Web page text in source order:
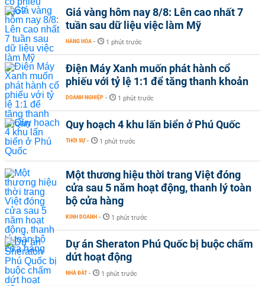
Giá vàng hôm nay 8/8: Lên cao nhất 7
tuần sau dữ liệu việc làm Mỹ
HÀNG HÓA - 1 phút trước
Điện Máy Xanh muốn phát hành cổ
phiếu với tỷ lệ 1:1 để tăng thanh khoản
DOANH NGHIỆP - 1 phút trước
Quy hoạch 4 khu lấn biển ở Phú Quốc
THỜI SỰ - 1 phút trước
Một thương hiệu thời trang Việt đóng
cửa sau 5 năm hoạt động, thanh lý toàn
bộ cửa hàng
KINH DOANH - 1 phút trước
Dự án Sheraton Phú Quốc bị buộc chấm
dứt hoạt động
NHÀ ĐẤT - 1 phút trước